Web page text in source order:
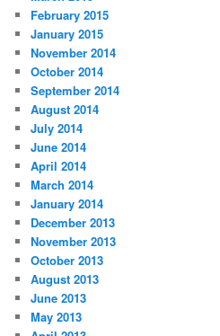
February 2015
January 2015
November 2014
October 2014
September 2014
August 2014
July 2014
June 2014
April 2014
March 2014
January 2014
December 2013
November 2013
October 2013
August 2013
June 2013
May 2013